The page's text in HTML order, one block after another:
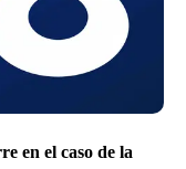
en el caso de la